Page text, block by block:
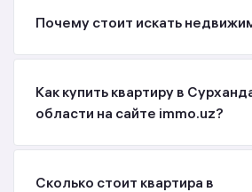
Почему стоит искать
Как купить квартиру в
области на сайте immo.uz?
Сколько стоит квартира в